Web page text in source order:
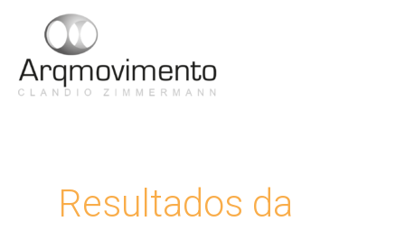
conteúdo
Resultados da